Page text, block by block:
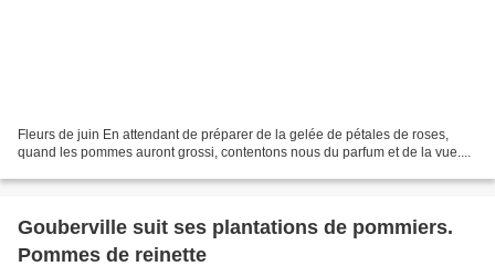
Fleurs de juin En attendant de préparer de la gelée de pétales de roses,
quand les pommes auront grossi, contentons nous du parfum et de la vue....
Gouberville suit ses plantations de pommiers.
Pommes de reinette